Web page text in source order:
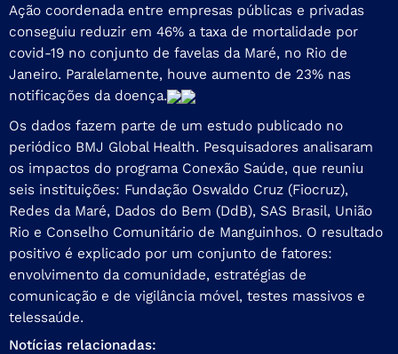
Ação coordenada entre empresas públicas e privadas
conseguiu reduzir em 46% a taxa de mortalidade por
covid-19 no conjunto de favelas da Maré, no Rio de
Janeiro. Paralelamente, houve aumento de 23% nas
notificações da doença.
Os dados fazem parte de um estudo publicado no
periódico BMJ Global Health. Pesquisadores analisaram
os impactos do programa Conexão Saúde, que reuniu
seis instituições: Fundação Oswaldo Cruz (Fiocruz),
Redes da Maré, Dados do Bem (DdB), SAS Brasil, União
Rio e Conselho Comunitário de Manguinhos. O resultado
positivo é explicado por um conjunto de fatores:
envolvimento da comunidade, estratégias de
comunicação e de vigilância móvel, testes massivos e
telessaúde.
Notícias relacionadas: